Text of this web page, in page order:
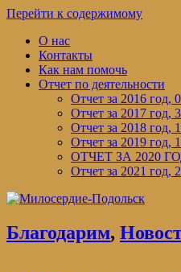
Перейти к содержимому
О нас
Контакты
Как нам помочь
Отчет по деятельности
Отчет за 2016 год,
Отчет за 2017 год,
Отчет за 2018 год,
Отчет за 2019 год,
ОТЧЕТ ЗА 2020
Отчет за 2021 год,
Благодарим,